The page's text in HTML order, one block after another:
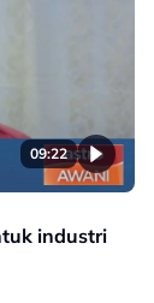
09:22
industri